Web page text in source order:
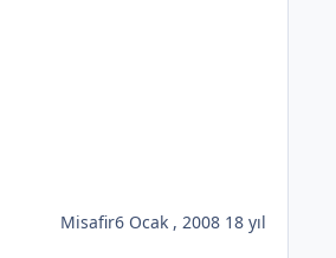
Misafir6 Ocak , 2008 18 yıl